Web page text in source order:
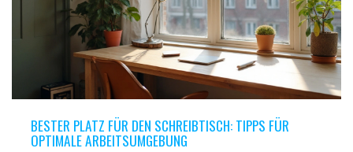
BESTER PLATZ FÜR DEN SCHREIBTISCH: TIPPS FÜR
OPTIMALE ARBEITSUMGEBUNG